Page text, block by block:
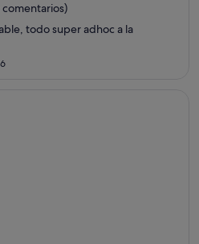
comentarios)
todo super adhoc a la